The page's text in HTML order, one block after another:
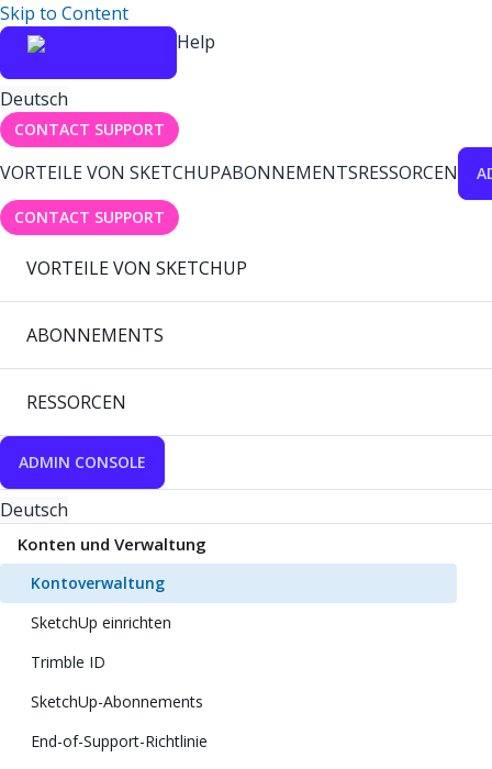
Skip to Content
Help
Deutsch
CONTACT SUPPORT
VORTEILE VON SKETCHUPABONNEMENTSRESSORCEN
CONTACT SUPPORT
VORTEILE VON SKETCHUP
ABONNEMENTS
RESSORCEN
ADMIN CONSOLE
Deutsch
Konten und Verwaltung
Kontoverwaltung
SketchUp einrichten
Trimble ID
SketchUp-Abonnements
End-of-Support-Richtlinie